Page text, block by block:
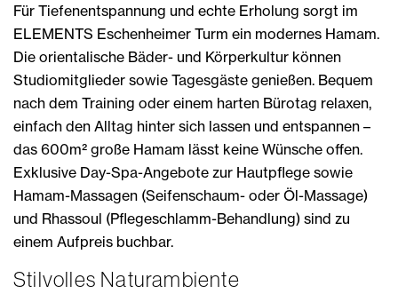
Für Tiefenentspannung und echte Erholung sorgt im
ELEMENTS Eschenheimer Turm ein modernes Hamam.
Die orientalische Bäder- und Körperkultur können
Studiomitglieder sowie Tagesgäste genießen. Bequem
nach dem Training oder einem harten Bürotag relaxen,
einfach den Alltag hinter sich lassen und entspannen –
das 600m² große Hamam lässt keine Wünsche offen.
Exklusive Day-Spa-Angebote zur Hautpflege sowie
Hamam-Massagen (Seifenschaum- oder Öl-Massage)
und Rhassoul (Pflegeschlamm-Behandlung) sind zu
einem Aufpreis buchbar.
Stilvolles Naturambiente